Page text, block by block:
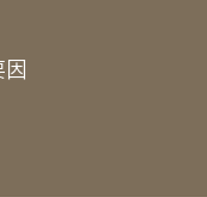
や影響度合い